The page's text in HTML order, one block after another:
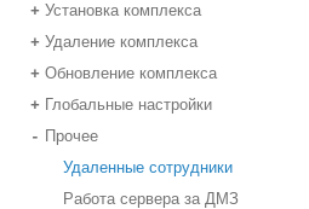
+ Установка комплекса
+ Удаление комплекса
+ Обновление комплекса
+ Глобальные настройки
- Прочее
Удаленные сотрудники
Работа сервера за ДМЗ